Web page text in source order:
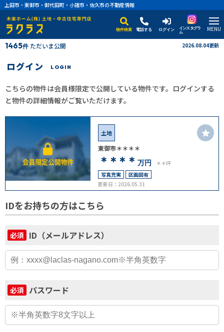
上田市・東御市・御代田町・小諸市・佐久市の不動産情報
物件検索 電話する ログイン
インスタグラ
ム
MENU
1465件ただいま公開 2026.08.04更新
ログイン LOGIN
こちらの物件は会員様限定で公開している物件です。ログインする
と物件の詳細情報がご覧いただけます。
土地
東御市＊＊＊＊
＊＊＊＊ 万円
＊＊坪
写真充実
区画図有
更新日：2026.05.31
IDをお持ちの方はこちら
必須 ID（メールアドレス）
必須 パスワード